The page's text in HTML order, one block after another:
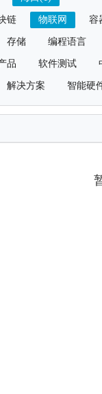
链 物联网 容
存储 编程语言
品 软件测试
解决方案 智能硬